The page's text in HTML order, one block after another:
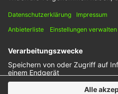
Geschrieben am31. Januar 2023
NOXX-Künstler, Tors